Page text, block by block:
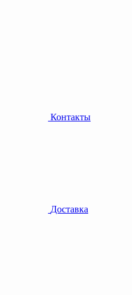
Контакты
Доставка